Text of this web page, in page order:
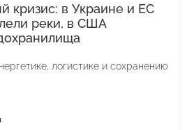
кризис: в Украине и ЕС
реки, в США
логистике и сохранению